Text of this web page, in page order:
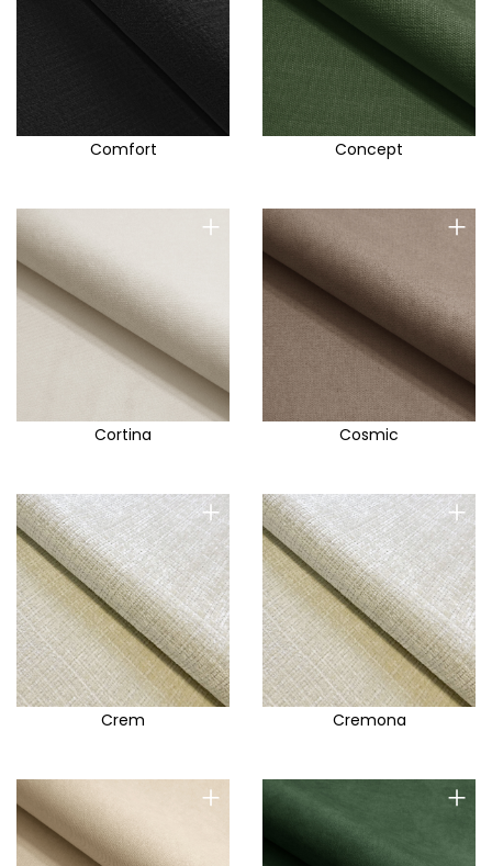
Comfort Concept
+
Cortina
+
Cosmic
+
Crem
+
Cremona
+ +